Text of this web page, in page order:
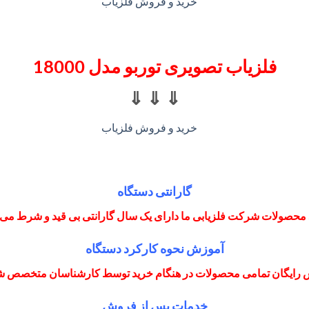
فلزیاب تصویری توربو مدل 18000
⇓ ⇓ ⇓
گارانتی دستگاه
محصولات شرکت فلزیابی ما دارای یک سال گارانتی بی قید و شرط می
آموزش نحوه کارکرد دستگاه
رایگان تمامی محصولات در هنگام خرید توسط کارشناسان
خدمات پس از فروش